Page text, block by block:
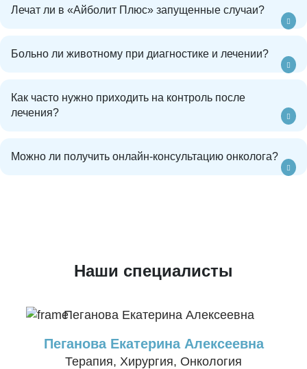
Лечат ли в «Айболит Плюс» запущенные случаи?
Больно ли животному при диагностике и лечении?
Как часто нужно приходить на контроль после
лечения?
Можно ли получить онлайн-консультацию онколога?
Наши специалисты
Пеганова Екатерина Алексеевна
Терапия, Хирургия, Онкология